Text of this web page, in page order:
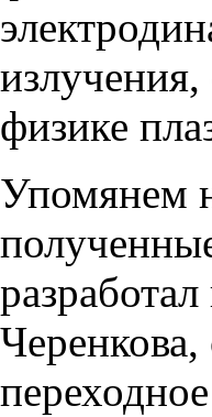
физике
Упомянем